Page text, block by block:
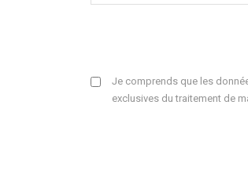
Je comprends que les
exclusives du traitement de